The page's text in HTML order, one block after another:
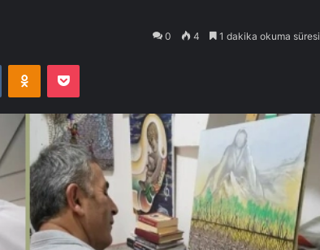
0 4 1 dakika okuma süresi
VKontakteOdnoklassniki
Pocket